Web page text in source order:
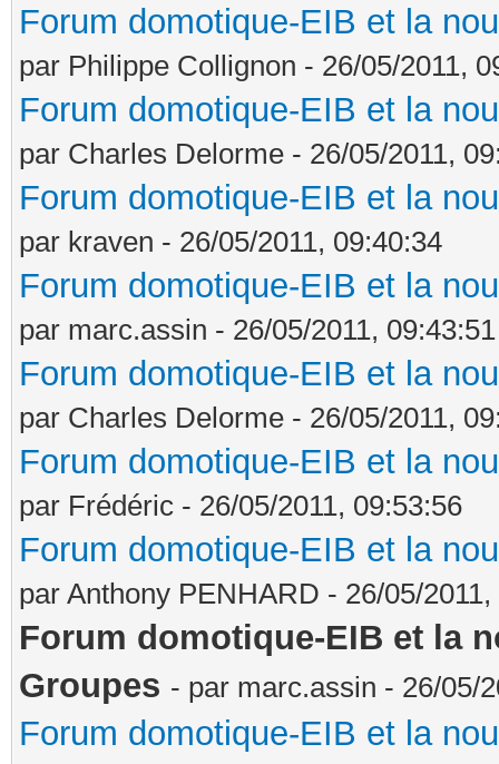
Forum domotique-EIB et la
par Philippe Collignon - 26/05/2011,
Forum domotique-EIB et la
par Charles Delorme - 26/05/2011,
Forum domotique-EIB et la
par kraven - 26/05/2011, 09:40:34
Forum domotique-EIB et la
par marc.assin - 26/05/2011, 09:43:51
Forum domotique-EIB et la
par Charles Delorme - 26/05/2011,
Forum domotique-EIB et la
par Frédéric - 26/05/2011, 09:53:56
Forum domotique-EIB et la
par Anthony PENHARD - 26/05/
Forum domotique-EIB et la
Groupes - par marc.assin - 26/05/
Forum domotique-EIB et la